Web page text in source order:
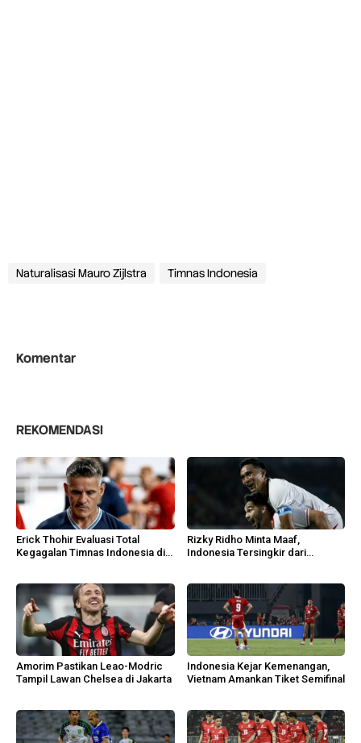
Naturalisasi Mauro Zijlstra Timnas Indonesia
Komentar
REKOMENDASI
Erick Thohir Evaluasi Total
Kegagalan Timnas Indonesia di
Rizky Ridho Minta Maaf,
Indonesia Tersingkir dari
Amorim Pastikan Leao-Modric
Tampil Lawan Chelsea di Jakarta
Indonesia Kejar Kemenangan,
Vietnam Amankan Tiket Semifinal